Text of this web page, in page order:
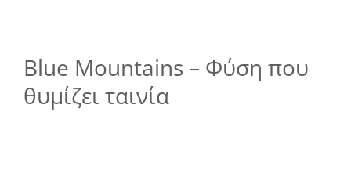
Blue Mountains – Φύση που
θυμίζει ταινία